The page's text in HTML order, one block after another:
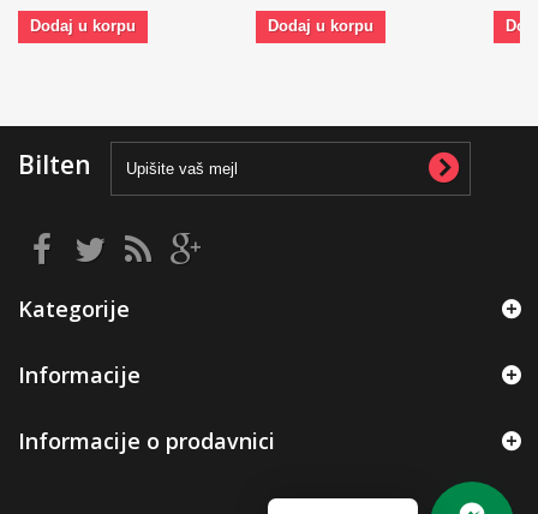
Dodaj u korpu
Dodaj u korpu
Bilten
Kategorije
Informacije
Informacije o prodavnici